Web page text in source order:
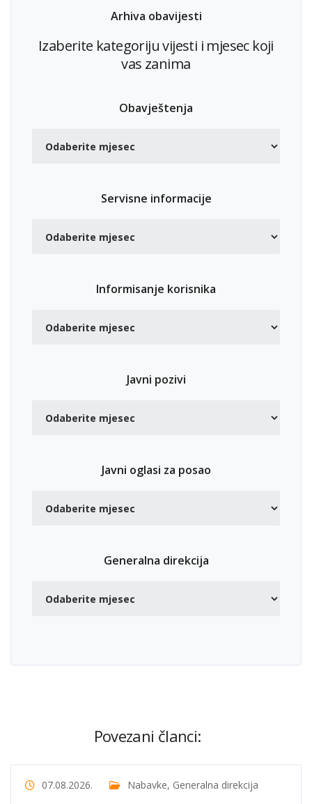
Arhiva obavijesti
Izaberite kategoriju vijesti i mjesec koji
vas zanima
Obavještenja
Servisne informacije
Informisanje korisnika
Javni pozivi
Javni oglasi za posao
Generalna direkcija
Povezani članci:
07.08.2026. Nabavke, Generalna direkcija